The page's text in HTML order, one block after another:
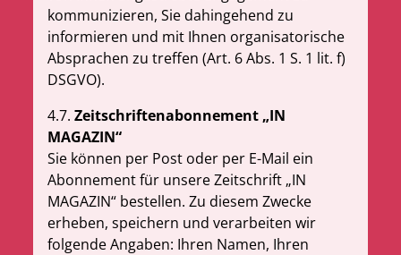
kommunizieren, Sie dahingehend zu
informieren und mit Ihnen organisatorische
Absprachen zu treffen (Art. 6 Abs. 1 S. 1 lit. f)
DSGVO).
4.7. Zeitschriftenabonnement „IN
MAGAZIN“
Sie können per Post oder per E-Mail ein
Abonnement für unsere Zeitschrift „IN
MAGAZIN“ bestellen. Zu diesem Zwecke
erheben, speichern und verarbeiten wir
folgende Angaben: Ihren Namen, Ihren